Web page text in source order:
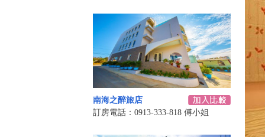
南海之醉旅店
訂房電話：0913-333-818 傅小姐